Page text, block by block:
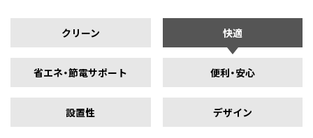
クリーン 快適
省エネ・節電サポート 便利・安心
設置性 デザイン